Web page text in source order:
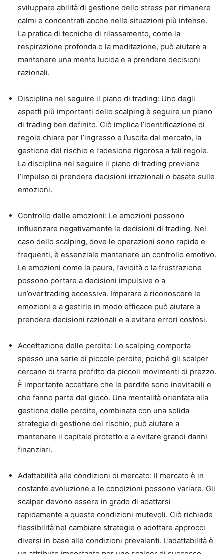
sviluppare abilità di gestione dello stress per rimanere
calmi e concentrati anche nelle situazioni più intense.
La pratica di tecniche di rilassamento, come la
respirazione profonda o la meditazione, può aiutare a
mantenere una mente lucida e a prendere decisioni
razionali.
Disciplina nel seguire il piano di trading: Uno degli
aspetti più importanti dello scalping è seguire un piano
di trading ben definito. Ciò implica l’identificazione di
regole chiare per l’ingresso e l’uscita dal mercato, la
gestione del rischio e l’adesione rigorosa a tali regole.
La disciplina nel seguire il piano di trading previene
l’impulso di prendere decisioni irrazionali o basate sulle
emozioni.
Controllo delle emozioni: Le emozioni possono
influenzare negativamente le decisioni di trading. Nel
caso dello scalping, dove le operazioni sono rapide e
frequenti, è essenziale mantenere un controllo emotivo.
Le emozioni come la paura, l’avidità o la frustrazione
possono portare a decisioni impulsive o a
un’overtrading eccessiva. Imparare a riconoscere le
emozioni e a gestirle in modo efficace può aiutare a
prendere decisioni razionali e a evitare errori costosi.
Accettazione delle perdite: Lo scalping comporta
spesso una serie di piccole perdite, poiché gli scalper
cercano di trarre profitto da piccoli movimenti di prezzo.
È importante accettare che le perdite sono inevitabili e
che fanno parte del gioco. Una mentalità orientata alla
gestione delle perdite, combinata con una solida
strategia di gestione del rischio, può aiutare a
mantenere il capitale protetto e a evitare grandi danni
finanziari.
Adattabilità alle condizioni di mercato: Il mercato è in
costante evoluzione e le condizioni possono variare. Gli
scalper devono essere in grado di adattarsi
rapidamente a queste condizioni mutevoli. Ciò richiede
flessibilità nel cambiare strategie o adottare approcci
diversi in base alle condizioni prevalenti. L’adattabilità è